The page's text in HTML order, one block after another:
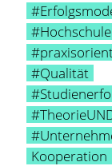
#Hochschule
#Qualität
Kooperation